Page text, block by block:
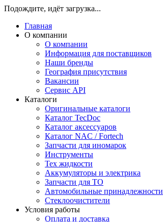
Подождите, идёт загрузка...
Главная
О компании
О компании
Информация для поставщиков
Наши бренды
География присутствия
Вакансии
Сервис API
Каталоги
Оригинальные каталоги
Каталог TecDoc
Каталог аксессуаров
Каталог NAC / Fortech
Запчасти для иномарок
Инструменты
Тех жидкости
Аккумуляторы и электрика
Запчасти для ТО
Автомобильные принадлежности
Стеклоочистители
Условия работы
Оплата и доставка